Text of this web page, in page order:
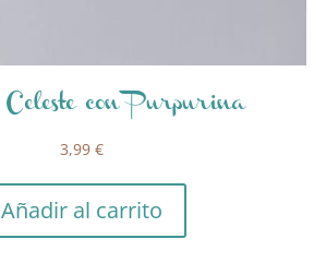
con Purpurina
3,99 €
Añadir al carrito